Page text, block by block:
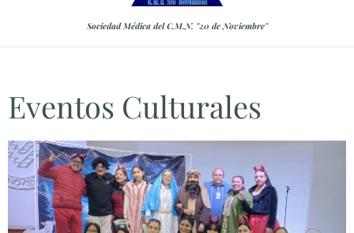
Sociedad Médica del C.M.N. "20 de Noviembre"
Eventos Culturales